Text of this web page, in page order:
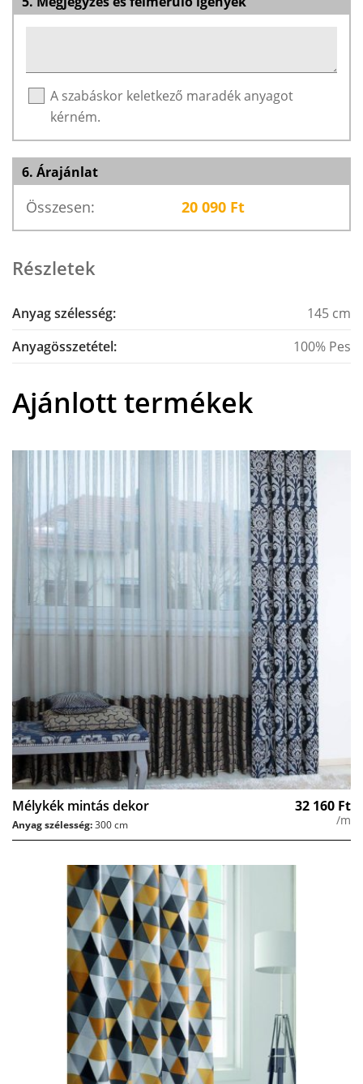
A szabáskor keletkező maradék anyagot
kérném.
6. Árajánlat
Összesen: 20 090 Ft
Részletek
Anyag szélesség:
145 cm
Anyagösszetétel:
100% Pes
Ajánlott termékek
Mélykék mintás dekor 32 160 Ft
/m
Anyag szélesség:300 cm